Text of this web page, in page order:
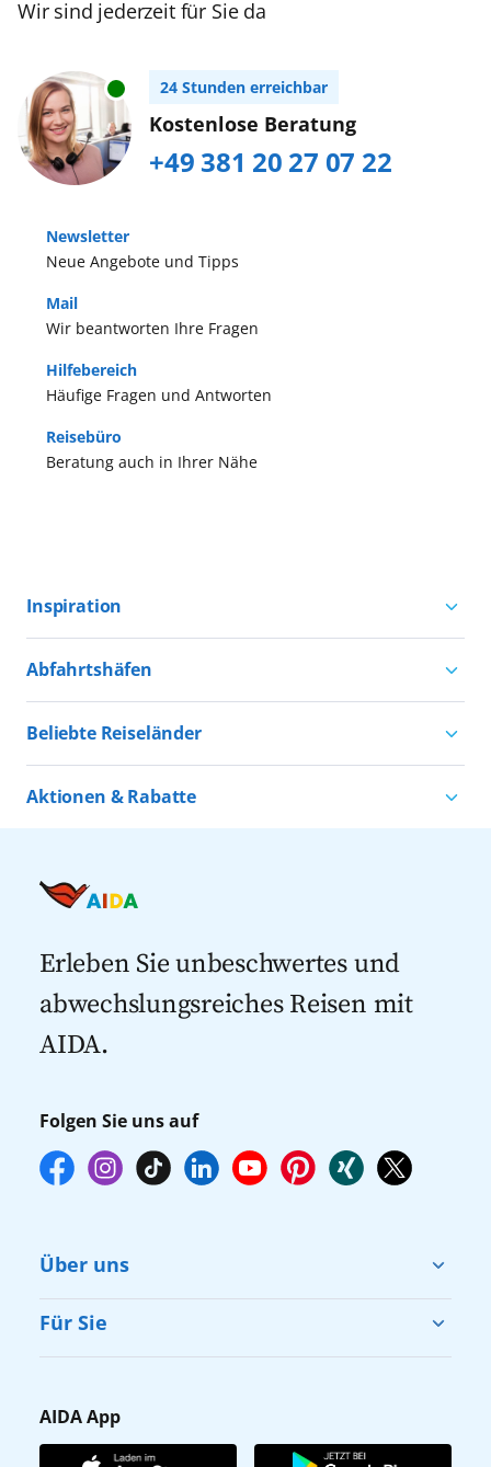
Wir sind jederzeit für Sie da
24 Stunden erreichbar
Kostenlose Beratung
+49 381 20 27 07 22
Neue Angebote und Tipps
Newsletter
Häufige Fragen und Antworten
Hilfebereich
Wir beantworten Ihre Fragen
Mail
Beratung auch in Ihrer Nähe
Reisebüro
Inspiration
Aktivurlaub mit AIDA
Kultururlaub mit AIDA
Abfahrtshäfen
Kreuzfahrten ab Hamburg
Kreuzfahrten ab Warnemünde
Beliebte Reiseländer
Kreuzfahrten nach Norwegen
Kreuzfahrten nach Italien
Aktionen & Rabatte
Last Minute Kreuzfahrten
Kreuzfahrten mit Flug
Kreuzfahrten 2027
Erleben Sie unbeschwertes und
abwechslungsreiches Reisen mit
AIDA.
Folgen Sie uns auf
Über uns
Cruise & Help
Karriere
Für Sie
Gästefragebogen
AIDA Club
AIDA App